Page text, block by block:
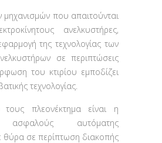
που απαιτούνται
ανελκυστήρες,
της τεχνολογίας των
σε περιπτώσεις
του κτιρίου εμποδίζει
τεχνολογίας.
τους πλεονέκτημα είναι η
ασφαλούς αυτόματης
θύρα σε περίπτωση διακοπής